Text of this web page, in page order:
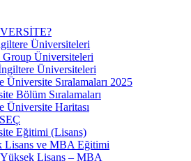
Üniversiteleri
Group Üniversiteleri
Üniversiteleri
Üniversite Sıralamaları 2025
Bölüm Sıralamaları
Üniversite Haritası
Eğitimi (Lisans)
Lisans ve MBA Eğitimi
Lisans – MBA